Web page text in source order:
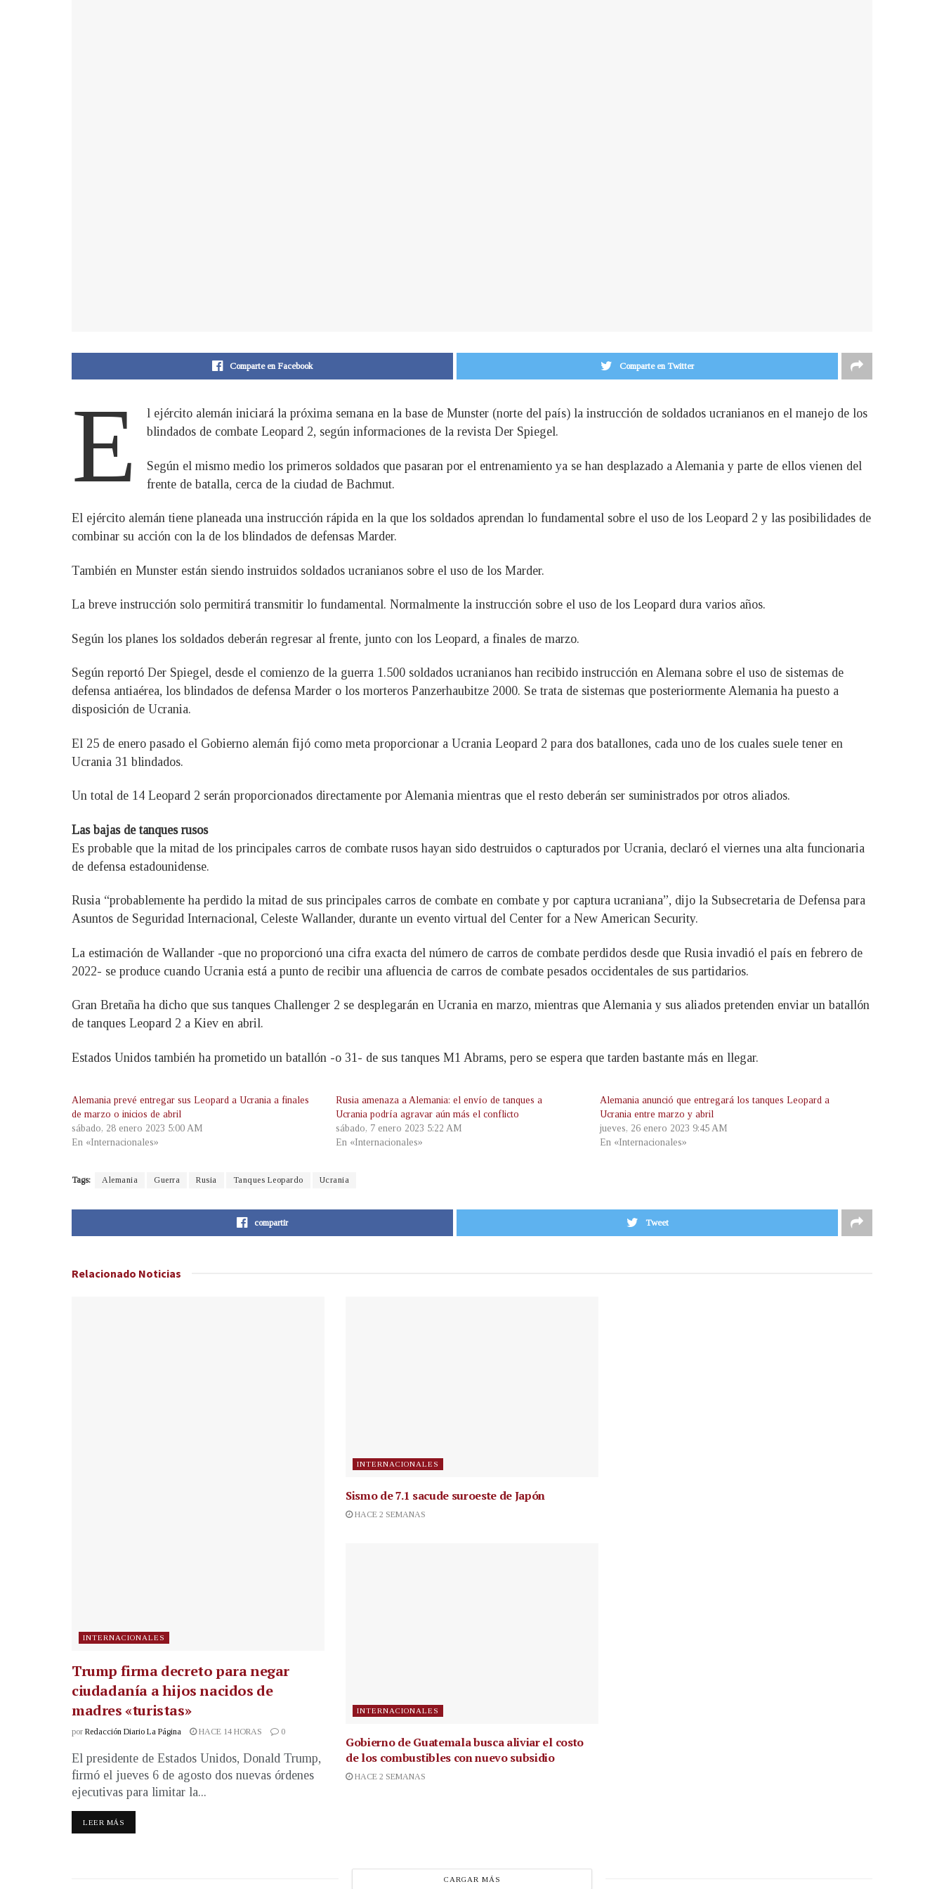
Comparte en Facebook Comparte en Twitter
E
l ejército alemán iniciará la próxima semana en la base de Munster (norte del país) la instrucción de soldados ucranianos en el manejo de los
blindados de combate Leopard 2, según informaciones de la revista Der Spiegel.
Según el mismo medio los primeros soldados que pasaran por el entrenamiento ya se han desplazado a Alemania y parte de ellos vienen del
frente de batalla, cerca de la ciudad de Bachmut.
El ejército alemán tiene planeada una instrucción rápida en la que los soldados aprendan lo fundamental sobre el uso de los Leopard 2 y las posibilidades de
combinar su acción con la de los blindados de defensas Marder.
También en Munster están siendo instruidos soldados ucranianos sobre el uso de los Marder.
La breve instrucción solo permitirá transmitir lo fundamental. Normalmente la instrucción sobre el uso de los Leopard dura varios años.
Según los planes los soldados deberán regresar al frente, junto con los Leopard, a finales de marzo.
Según reportó Der Spiegel, desde el comienzo de la guerra 1.500 soldados ucranianos han recibido instrucción en Alemana sobre el uso de sistemas de
defensa antiaérea, los blindados de defensa Marder o los morteros Panzerhaubitze 2000. Se trata de sistemas que posteriormente Alemania ha puesto a
disposición de Ucrania.
El 25 de enero pasado el Gobierno alemán fijó como meta proporcionar a Ucrania Leopard 2 para dos batallones, cada uno de los cuales suele tener en
Ucrania 31 blindados.
Un total de 14 Leopard 2 serán proporcionados directamente por Alemania mientras que el resto deberán ser suministrados por otros aliados.
Las bajas de tanques rusos
Es probable que la mitad de los principales carros de combate rusos hayan sido destruidos o capturados por Ucrania, declaró el viernes una alta funcionaria
de defensa estadounidense.
Rusia “probablemente ha perdido la mitad de sus principales carros de combate en combate y por captura ucraniana”, dijo la Subsecretaria de Defensa para
Asuntos de Seguridad Internacional, Celeste Wallander, durante un evento virtual del Center for a New American Security.
La estimación de Wallander -que no proporcionó una cifra exacta del número de carros de combate perdidos desde que Rusia invadió el país en febrero de
2022- se produce cuando Ucrania está a punto de recibir una afluencia de carros de combate pesados occidentales de sus partidarios.
Gran Bretaña ha dicho que sus tanques Challenger 2 se desplegarán en Ucrania en marzo, mientras que Alemania y sus aliados pretenden enviar un batallón
de tanques Leopard 2 a Kiev en abril.
Estados Unidos también ha prometido un batallón -o 31- de sus tanques M1 Abrams, pero se espera que tarden bastante más en llegar.
Alemania prevé entregar sus Leopard a Ucrania a finales
de marzo o inicios de abril
sábado, 28 enero 2023 5:00 AM
En «Internacionales»
Rusia amenaza a Alemania: el envío de tanques a
Ucrania podría agravar aún más el conflicto
sábado, 7 enero 2023 5:22 AM
En «Internacionales»
Alemania anunció que entregará los tanques Leopard a
Ucrania entre marzo y abril
jueves, 26 enero 2023 9:45 AM
En «Internacionales»
Tags: Alemania Guerra Rusia Tanques Leopardo Ucrania
compartir Tweet
Relacionado Noticias
INTERNACIONALES
Trump firma decreto para negar
ciudadanía a hijos nacidos de
madres «turistas»
por Redacción Diario La Página HACE 14 HORAS 0
El presidente de Estados Unidos, Donald Trump,
firmó el jueves 6 de agosto dos nuevas órdenes
ejecutivas para limitar la...
LEER MÁS
INTERNACIONALES
Sismo de 7.1 sacude suroeste de Japón
HACE 2 SEMANAS
INTERNACIONALES
Gobierno de Guatemala busca aliviar el costo
de los combustibles con nuevo subsidio
HACE 2 SEMANAS
CARGAR MÁS